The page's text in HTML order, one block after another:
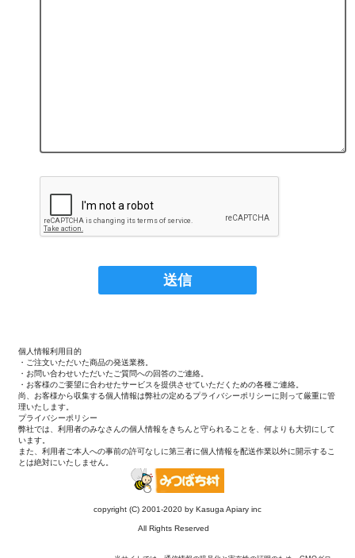
個人情報利用目的
・ご注文いただいた商品の発送業務。
・お問い合わせいただいたご質問への回答のご連絡。
・お客様のご要望に合わせたサービスを提供させていただくための各種ご連絡。
尚、お客様から収集する個人情報は弊社の定めるプライバシーポリシーに則って厳重に管
理いたします。
プライバシーポリシー
弊社では、利用者のみなさんの個人情報をきちんと守られることを、何よりも大切にして
います。
また、利用者ご本人への事前の許可なしに第三者に個人情報を配送作業以外に開示するこ
とは絶対にいたしません。
copyright (C) 2001-2020 by Kasuga Apiary inc
All Rights Reserved